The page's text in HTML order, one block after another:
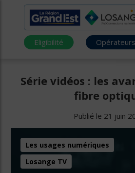
Eligibilité Opérateurs
Série vidéos : les
fibre
Publié le 21 juin
Les usages numériques
Losange TV